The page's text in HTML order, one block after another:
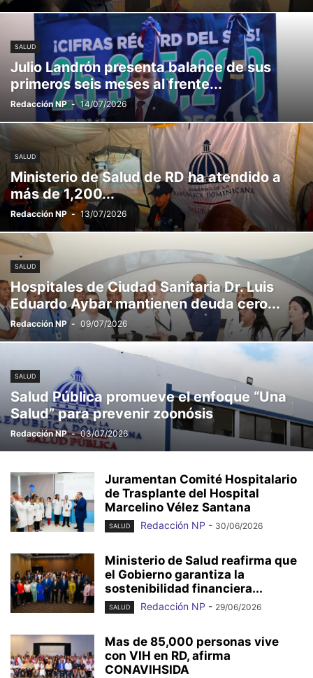
SALUD
Julio Landrón presenta balance de sus
primeros seis meses al frente...
Redacción NP - 14/07/2026
SALUD
Ministerio de Salud de RD ha atendido a
más de 1,200...
Redacción NP - 13/07/2026
SALUD
Hospitales de Ciudad Sanitaria Dr. Luis
Eduardo Aybar mantienen deuda cero...
Redacción NP - 09/07/2026
SALUD
Salud Pública promueve el enfoque “Una
Salud” para prevenir zoonósis
Redacción NP - 03/07/2026
Juramentan Comité Hospitalario
de Trasplante del Hospital
Marcelino Vélez Santana
SALUD Redacción NP - 30/06/2026
Ministerio de Salud reafirma que
el Gobierno garantiza la
sostenibilidad financiera...
SALUD Redacción NP - 29/06/2026
Mas de 85,000 personas vive
con VIH en RD, afirma
CONAVIHSIDA